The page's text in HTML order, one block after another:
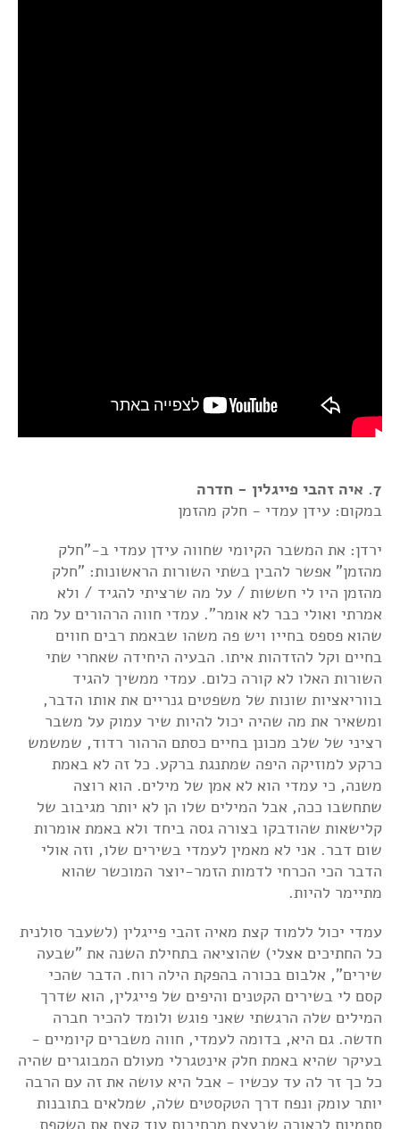
7. איה זהבי פייגלין - חדרה
במקום: עידן עמדי - חלק מהזמן
ירדן: את המשבר הקיומי שחווה עידן עמדי ב-"חלק
מהזמן" אפשר להבין בשתי השורות הראשונות: "חלק
מהזמן היו לי חששות / על מה שרציתי להגיד / ולא
אמרתי ואולי כבר לא אומר". עמדי חווה הרהורים על מה
שהוא פספס בחייו ויש פה משהו שבאמת רבים חווים
בחיים וקל להזדהות איתו. הבעיה היחידה שאחרי שתי
השורות האלו לא קורה כלום. עמדי ממשיך להגיד
בווריאציות שונות של משפטים גנריים את אותו הדבר,
ומשאיר את מה שהיה יכול להיות שיר עמוק על משבר
רציני של שלב מכונן בחיים כסתם הרהור רדוד, שמשמש
כרקע למוזיקה היפה שמתנגת ברקע. כל זה לא באמת
משנה, כי עמדי הוא לא אמן של מילים. הוא רוצה
שתחשבו ככה, אבל המילים שלו הן לא יותר מגיבוב של
קלישאות שהודבקו בצורה גסה ביחד ולא באמת אומרות
שום דבר. אני לא מאמין לעמדי בשירים שלו, וזה אולי
הדבר הכי הכרחי לדמות הזמר-יוצר המוכשר שהוא
מתיימר להיות.
עמדי יכול ללמוד קצת מאיה זהבי פייגלין (לשעבר סולנית
כל החתיכים אצלי) שהוציאה בתחילת השנה את "שבעה
שירים", אלבום בכורה בהפקת הילה רוח. הדבר שהכי
קסם לי בשירים הקטנים והיפים של פייגלין, הוא שדרך
המילים שלה הרגשתי שאני פוגש ולומד להכיר חברה
חדשה. גם היא, בדומה לעמדי, חווה משברים קיומיים -
בעיקר שהיא באמת חלק אינטגרלי מעולם המבוגרים שהיה
כל כך זר לה עד עכשיו - אבל היא עושה את זה עם הרבה
יותר עומק ונפח דרך הטקסטים שלה, שמלאים בתובנות
סתמיות לכאורה שבעצם מרחיבות עוד קצת את השקפת